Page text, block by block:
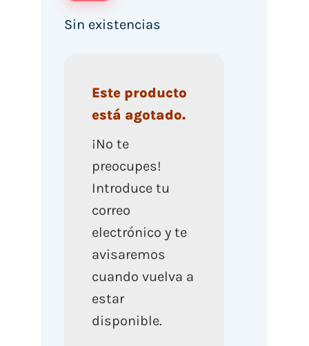
Sin existencias
Este producto
está agotado.
¡No te
preocupes!
Introduce tu
correo
electrónico y te
avisaremos
cuando vuelva a
estar
disponible.